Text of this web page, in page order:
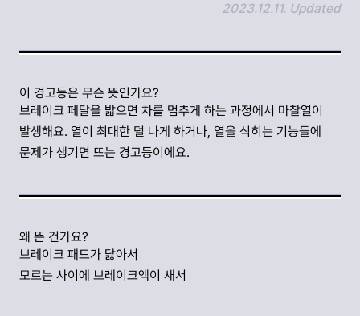
2023.12.11. Updated
이 경고등은 무슨 뜻인가요?
브레이크 페달을 밟으면 차를 멈추게 하는 과정에서 마찰열이
발생해요. 열이 최대한 덜 나게 하거나, 열을 식히는 기능들에
문제가 생기면 뜨는 경고등이에요.
왜 뜬 건가요?
브레이크 패드가 닳아서
모르는 사이에 브레이크액이 새서
링크 복사하기